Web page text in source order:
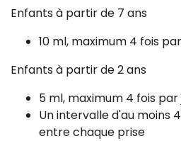
Enfants à partir de 7 ans
10 ml, maximum 4 fois
Enfants à partir de 2 ans
5 ml, maximum 4 fois par
Un intervalle d'au moins
entre chaque prise